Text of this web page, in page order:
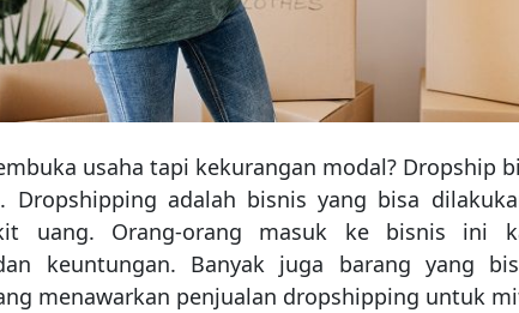
usaha tapi kekurangan modal? Dropship
Dropshipping adalah bisnis yang bisa
uang. Orang-orang masuk ke bisnis ini
keuntungan. Banyak juga barang yang
menawarkan penjualan dropshipping untuk